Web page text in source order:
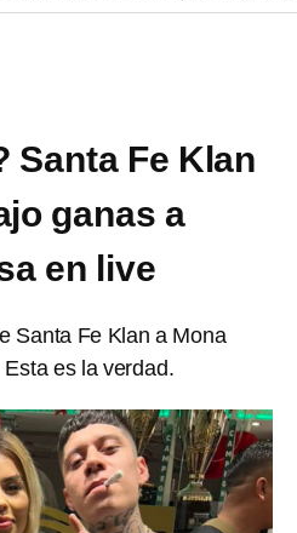
Santa Fe Klan
ganas a
en live
Santa Fe Klan a Mona
es la verdad.